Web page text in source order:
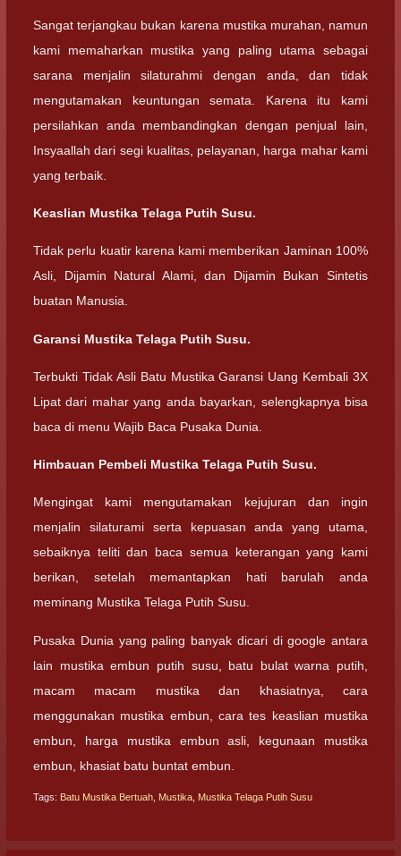
Sangat terjangkau bukan karena mustika murahan, namun
kami memaharkan mustika yang paling utama sebagai
sarana menjalin silaturahmi dengan anda, dan tidak
mengutamakan keuntungan semata. Karena itu kami
persilahkan anda membandingkan dengan penjual lain,
Insyaallah dari segi kualitas, pelayanan, harga mahar kami
yang terbaik.
Keaslian Mustika Telaga Putih Susu.
Tidak perlu kuatir karena kami memberikan Jaminan 100%
Asli, Dijamin Natural Alami, dan Dijamin Bukan Sintetis
buatan Manusia.
Garansi Mustika Telaga Putih Susu.
Terbukti Tidak Asli Batu Mustika Garansi Uang Kembali 3X
Lipat dari mahar yang anda bayarkan, selengkapnya bisa
baca di menu Wajib Baca Pusaka Dunia.
Himbauan Pembeli Mustika Telaga Putih Susu.
Mengingat kami mengutamakan kejujuran dan ingin
menjalin silaturami serta kepuasan anda yang utama,
sebaiknya teliti dan baca semua keterangan yang kami
berikan, setelah memantapkan hati barulah anda
meminang Mustika Telaga Putih Susu.
Pusaka Dunia yang paling banyak dicari di google antara
lain mustika embun putih susu, batu bulat warna putih,
macam macam mustika dan khasiatnya, cara
menggunakan mustika embun, cara tes keaslian mustika
embun, harga mustika embun asli, kegunaan mustika
embun, khasiat batu buntat embun.
Tags: Batu Mustika Bertuah Mustika Mustika Telaga Putih Susu